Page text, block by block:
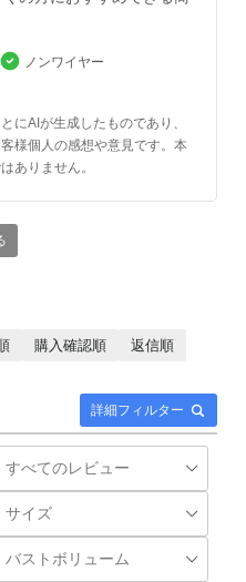
ノンワイヤー
にAIが生成したものであり、
様個人の感想や意見です。本
ありません。
詳細フィルター
購入確認順
返信順